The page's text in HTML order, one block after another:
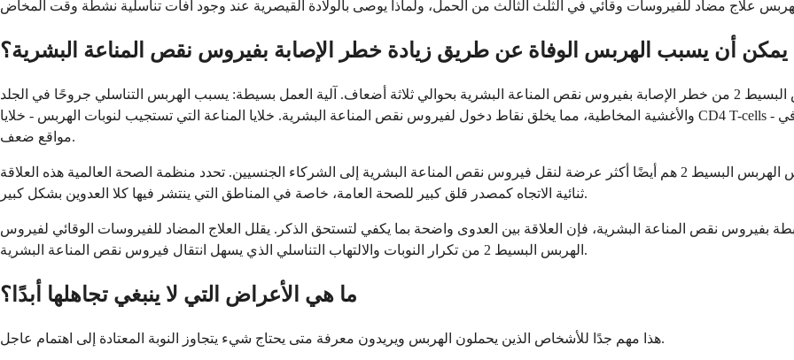
أن يسبب الهربس الوفاة عن طريق زيادة خطر الإصابة بفيروس نقص المناعة البشرية؟
هذا مسار غير مباشر ولكنه حقيقي يستحق الفهم. يزيد فيروس الهربس البسيط 2 من خطر الإصابة بفيروس نقص المناعة البشرية بحوالي ثلاثة أضعاف. آلية العمل بسيطة: يسبب الهربس التناسلي جروحًا في الجلد
والأغشية المخاطية، مما يخلق نقاط دخول لفيروس نقص المناعة البشرية. خلايا المناعة التي تستجيب لنوبات الهربس - خلايا CD4 T-cells - هي أيضًا الهدف الأساسي لفيروس نقص المناعة البشرية، مما يركزها في
مواقع ضعف.
الأشخاص المصابون بكل من فيروس نقص المناعة البشرية وفيروس الهربس البسيط 2 هم أيضًا أكثر عرضة لنقل فيروس نقص المناعة البشرية إلى الشركاء الجنسيين. تحدد منظمة الصحة العالمية هذه العلاقة
ثنائية الاتجاه كمصدر قلق كبير للصحة العامة، خاصة في المناطق التي ينتشر فيها كلا العدوين بشكل كبير.
بفيروس نقص المناعة البشرية، فإن العلاقة بين العدوى واضحة بما يكفي لتستحق الذكر. يقلل العلاج المضاد للفيروسات الوقائي لفيروس
الهربس البسيط 2 من تكرار النوبات والالتهاب التناسلي الذي يسهل انتقال فيروس نقص المناعة البشرية.
ما هي الأعراض التي لا ينبغي تجاهلها أبدًا؟
هذا مهم جدًا للأشخاص الذين يحملون الهربس ويريدون معرفة متى يحتاج شيء يتجاوز النوبة المعتادة إلى اهتمام عاجل.